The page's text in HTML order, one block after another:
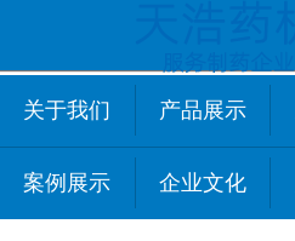
关于我们 产品展示
案例展示 企业文化